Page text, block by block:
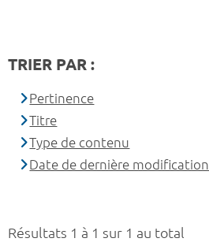
Résultats 1 à 1 sur 1 au total
TRIER PAR :
Pertinence
Titre
Type de contenu
Date de dernière modification